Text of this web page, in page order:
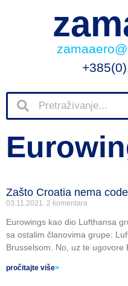
Zašto Croatia nema
03.11.2021. 2 komentara
Eurowings kao dio Lufthansa
sa ostalim članovima grupe:
Brusselsom. No, uz te ugovore
pročitajte više>